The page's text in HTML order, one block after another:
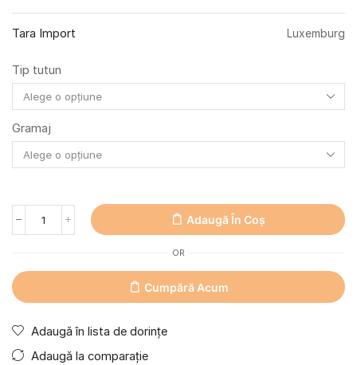
Tara Import Luxemburg
Tip tutun
Gramaj
Adaugă În Coș
OR
Cumpără Acum
Adaugă în lista de dorințe
Adaugă la comparație